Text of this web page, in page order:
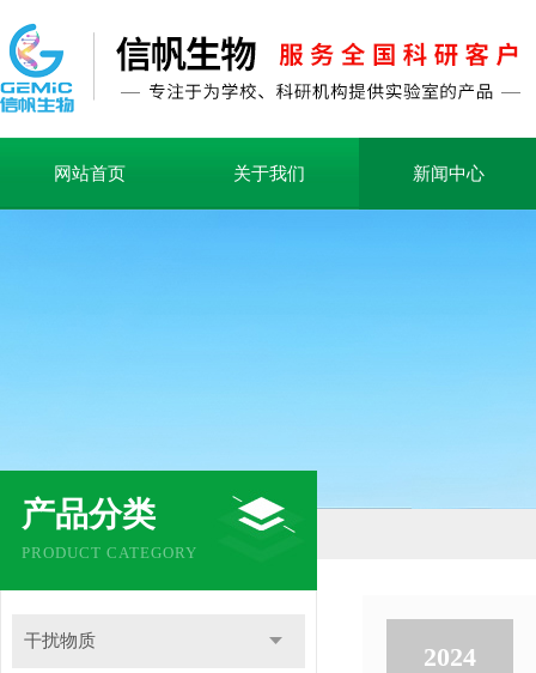
网站首页 关于我们 新闻中心
产品分类
PRODUCT CATEGORY
干扰物质
2024